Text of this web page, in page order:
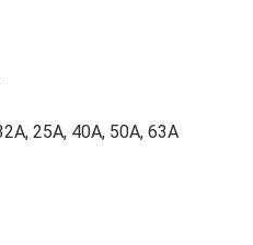
25A, 40A, 50A, 63A